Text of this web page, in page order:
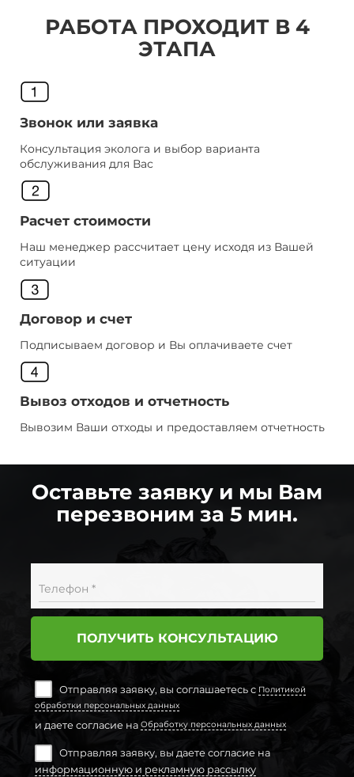
РАБОТА ПРОХОДИТ В 4
ЭТАПА
Звонок или заявка
Консультация эколога и выбор варианта
обслуживания для Вас
Расчет стоимости
Наш менеджер рассчитает цену исходя из Вашей
ситуации
Договор и счет
Подписываем договор и Вы оплачиваете счет
Вывоз отходов и отчетность
Вывозим Ваши отходы и предоставляем отчетность
Оставьте заявку и мы Вам
перезвоним за 5 мин.
Телефон *
ПОЛУЧИТЬ КОНСУЛЬТАЦИЮ
Отправляя заявку, вы соглашаетесь с Политикой
обработки персональных данных
и даете согласие на Обработку персональных данных
Отправляя заявку, вы даете согласие на
информационную и рекламную рассылку